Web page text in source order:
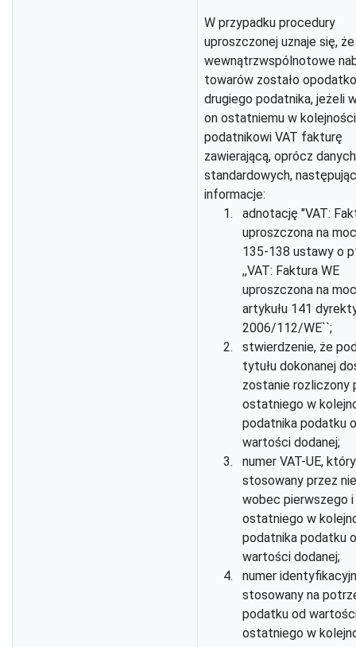
W przypadku procedury
uproszczonej uznaje się, że
wewnątrzwspólnotowe
towarów zostało
drugiego podatnika, jeżeli
on ostatniemu w kolejności
podatnikowi VAT fakturę
zawierającą, oprócz danych
standardowych,
informacje:
adnotację "VAT:
uproszczona na
135-138 ustawy o
,,VAT: Faktura WE
uproszczona na
artykułu 141
2006/112/WE``;
stwierdzenie, że
tytułu dokonanej
zostanie rozliczony
ostatniego w
podatnika podatku
wartości dodanej;
numer VAT-UE,
stosowany przez
wobec pierwszego i
ostatniego w
podatnika podatku
wartości dodanej;
numer
stosowany na
podatku od
ostatniego w